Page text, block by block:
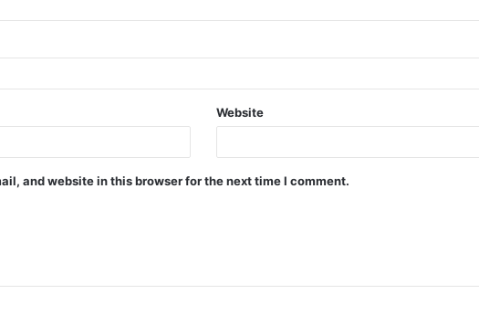
Website
and website in this browser for the next time I comment.